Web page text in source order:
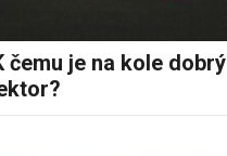
čemu je na kole dobrý